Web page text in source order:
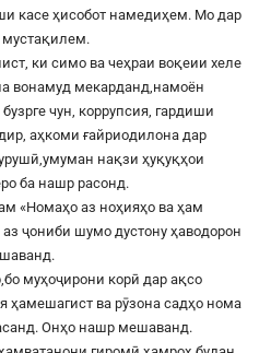
касе ҳисобот намедиҳем. Мо дар
мустақилем.
ки симо ва чеҳраи воқеии хеле
вонамуд мекарданд,намоён
чун, коррупсия, гардиши
аҳкоми ғайриодилона дар
нақзи ҳуқуқҳои
ба нашр расонд.
«Номаҳо аз ноҳияҳо ва ҳам
ҷониби шумо дустону ҳаводорон
муҳоҷирони корӣ дар ақсо
ҳамешагист ва рӯзона садҳо нома
Онҳо нашр мешаванд.